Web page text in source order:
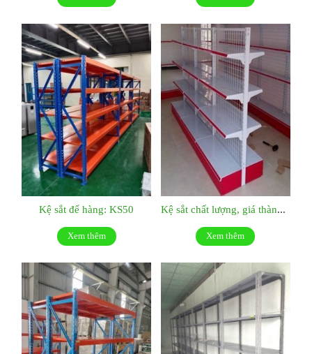
Kệ sắt để hàng: KS50
Xem thêm Xem thêm